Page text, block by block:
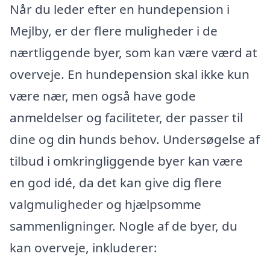
Når du leder efter en hundepension i
Mejlby, er der flere muligheder i de
nærtliggende byer, som kan være værd at
overveje. En hundepension skal ikke kun
være nær, men også have gode
anmeldelser og faciliteter, der passer til
dine og din hunds behov. Undersøgelse af
tilbud i omkringliggende byer kan være
en god idé, da det kan give dig flere
valgmuligheder og hjælpsomme
sammenligninger. Nogle af de byer, du
kan overveje, inkluderer: